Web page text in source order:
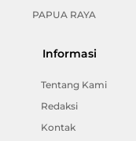
PAPUA RAYA
Informasi
Tentang Kami
Redaksi
Kontak